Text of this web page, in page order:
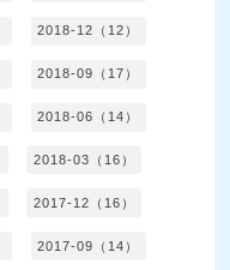
2018-12（12）
2018-09（17）
2018-06（14）
2018-03（16）
2017-12（16）
2017-09（14）